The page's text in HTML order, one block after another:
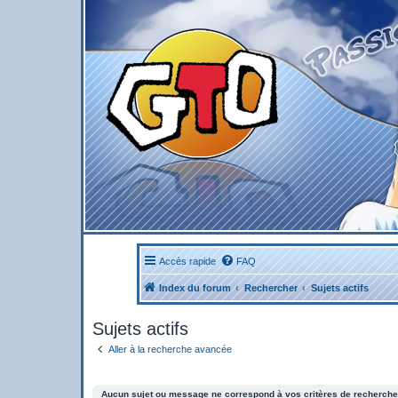
Accès rapide FAQ
Index du forum Rechercher Sujets actifs
Sujets actifs
Aller à la recherche avancée
Aucun sujet ou message ne correspond à vos critères de